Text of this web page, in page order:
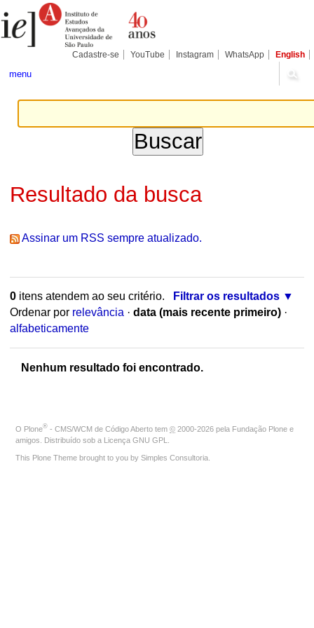
para
conteúdo.
Pessoais
Cadastre-se YouTube Instagram WhatsApp English
menu
Resultado da busca
Assinar um RSS sempre atualizado.
0itens atendem ao seu critério.
Filtrar os resultados
Ordenar por relevância · data (mais recente primeiro) ·
alfabeticamente
Nenhum resultado foi encontrado.
O Plone® - CMS/WCM de Código Aberto tem © 2000-2026 pela Fundação Plone e
amigos. Distribuído sob a Licença GNU GPL
This Plone Theme brought to you by Simples Consultoria